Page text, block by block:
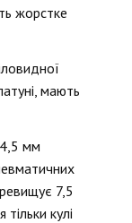
жорстке
мають
4,5 мм
7,5
кулі